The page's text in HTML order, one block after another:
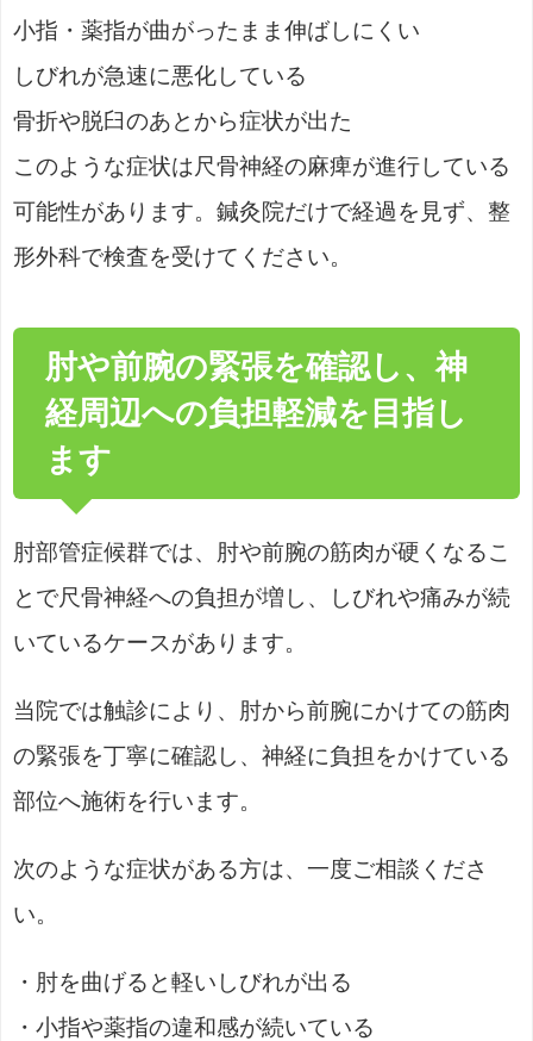
小指・薬指が曲がったまま伸ばしにくい
しびれが急速に悪化している
骨折や脱臼のあとから症状が出た
このような症状は尺骨神経の麻痺が進行している
可能性があります。鍼灸院だけで経過を見ず、整
形外科で検査を受けてください。
肘や前腕の緊張を確認し、神
経周辺への負担軽減を目指し
ます
肘部管症候群では、肘や前腕の筋肉が硬くなるこ
とで尺骨神経への負担が増し、しびれや痛みが続
いているケースがあります。
当院では触診により、肘から前腕にかけての筋肉
の緊張を丁寧に確認し、神経に負担をかけている
部位へ施術を行います。
次のような症状がある方は、一度ご相談くださ
い。
・肘を曲げると軽いしびれが出る
・小指や薬指の違和感が続いている